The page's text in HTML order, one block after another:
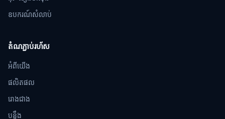
ឧបករណ៍សំលាប់
តំណភ្ជាប់រហ័ស
អំពីយើង
ផលិតផល
រោងជាង
បន្ដឹង